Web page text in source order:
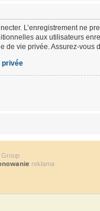
L’enregistrement ne
aux utilisateurs
de vie privée. Assurez-vous
privée
reklama